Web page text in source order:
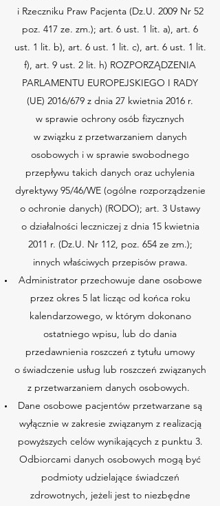
i Rzeczniku Praw Pacjenta (Dz.U. 2009 Nr 52
poz. 417 ze. zm.); art. 6 ust. 1 lit. a), art. 6
ust. 1 lit. b), art. 6 ust. 1 lit. c), art. 6 ust. 1 lit.
f), art. 9 ust. 2 lit. h) ROZPORZĄDZENIA
PARLAMENTU EUROPEJSKIEGO I RADY
(UE) 2016/679 z dnia 27 kwietnia 2016 r.
w sprawie ochrony osób fizycznych
w związku z przetwarzaniem danych
osobowych i w sprawie swobodnego
przepływu takich danych oraz uchylenia
dyrektywy 95/46/WE (ogólne rozporządzenie
o ochronie danych) (RODO); art. 3 Ustawy
o działalności leczniczej z dnia 15 kwietnia
2011 r. (Dz.U. Nr 112, poz. 654 ze zm.);
innych właściwych przepisów prawa.
Administrator przechowuje dane osobowe
przez okres 5 lat licząc od końca roku
kalendarzowego, w którym dokonano
ostatniego wpisu, lub do dania
przedawnienia roszczeń z tytułu umowy
o świadczenie usług lub roszczeń związanych
z przetwarzaniem danych osobowych.
Dane osobowe pacjentów przetwarzane są
wyłącznie w zakresie związanym z realizacją
powyższych celów wynikających z punktu 3.
Odbiorcami danych osobowych mogą być
podmioty udzielające świadczeń
zdrowotnych, jeżeli jest to niezbędne